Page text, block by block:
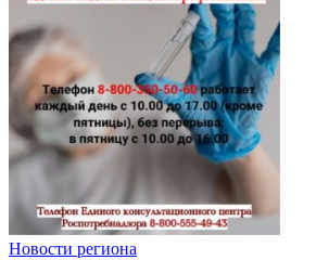
Новости региона